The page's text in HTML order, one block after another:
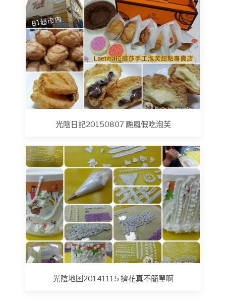
光陰日記20150807 颱風假吃泡芙
光陰地圖20141115 擠花真不簡單啊